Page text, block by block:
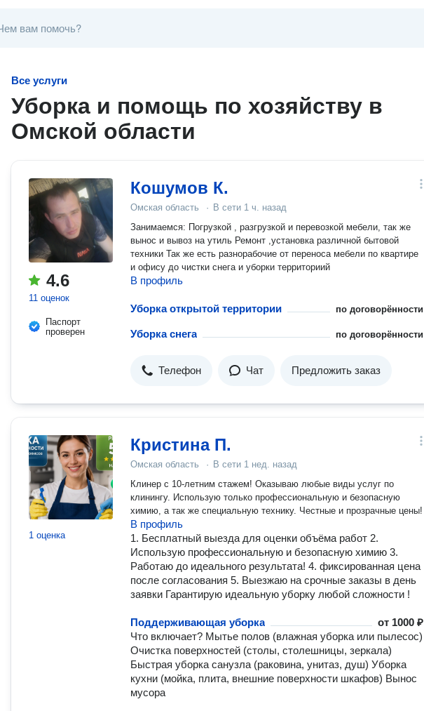
Все услуги
Уборка и помощь по хозяйству в
Омской области
4.6
11 оценок
Паспорт
проверен
Кошумов К.
Омская область · В сети 1 ч. назад
Занимаемся: Погрузкой , разгрузкой и перевозкой мебели, так же
вынос и вывоз на утиль Ремонт ,установка различной бытовой
техники Так же есть разнорабочие от переноса мебели по квартире
и офису до чистки снега и уборки территориий
В профиль
Уборка открытой территории по договорённости
Уборка снега по договорённости
Телефон Чат Предложить заказ
1 оценка
Кристина П.
Омская область · В сети 1 нед. назад
Клинер с 10-летним стажем! Оказываю любые виды услуг по
клинингу. Использую только профессиональную и безопасную
химию, а так же специальную технику. Честные и прозрачные цены!
В профиль
1. Бесплатный выезда для оценки объёма работ 2.
Использую профессиональную и безопасную химию 3.
Работаю до идеального результата! 4. фиксированная цена
после согласования 5. Выезжаю на срочные заказы в день
заявки Гарантирую идеальную уборку любой сложности !
Поддерживающая уборка от 1000 ₽
Что включает? Мытье полов (влажная уборка или пылесос)
Очистка поверхностей (столы, столешницы, зеркала)
Быстрая уборка санузла (раковина, унитаз, душ) Уборка
кухни (мойка, плита, внешние поверхности шкафов) Вынос
мусора